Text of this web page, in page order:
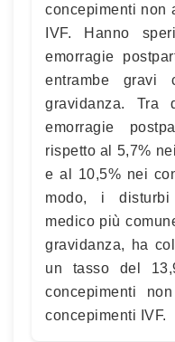
concepimenti non
IVF. Hanno
emorragie
entrambe gravi
gravidanza. Tra
emorragie
rispetto al 5,7%
e al 10,5% nei
modo, i
medico più
gravidanza, ha
un tasso del
concepimenti
concepimenti IVF.